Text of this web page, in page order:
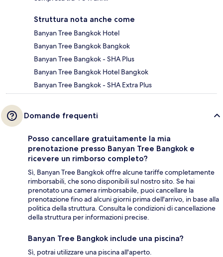
Struttura nota anche come
Banyan Tree Bangkok Hotel
Banyan Tree Bangkok Bangkok
Banyan Tree Bangkok - SHA Plus
Banyan Tree Bangkok Hotel Bangkok
Banyan Tree Bangkok - SHA Extra Plus
Domande frequenti
Posso cancellare gratuitamente la mia
prenotazione presso Banyan Tree Bangkok e
ricevere un rimborso completo?
Sì, Banyan Tree Bangkok offre alcune tariffe completamente
rimborsabili, che sono disponibili sul nostro sito. Se hai
prenotato una camera rimborsabile, puoi cancellare la
prenotazione fino ad alcuni giorni prima dell'arrivo, in base alla
politica della struttura. Consulta le condizioni di cancellazione
della struttura per informazioni precise.
Banyan Tree Bangkok include una piscina?
Sì, potrai utilizzare una piscina all'aperto.